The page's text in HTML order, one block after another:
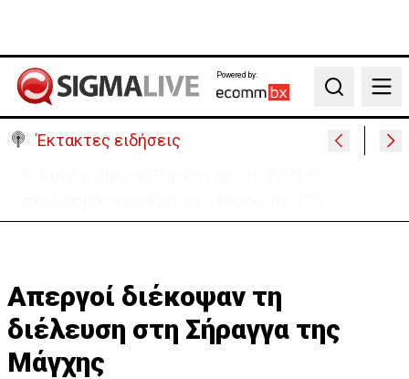
Powered by:
Search
Έκτακτες ειδήσεις
Απεργοί διέκοψαν τη
διέλευση στη Σήραγγα της
Μάγχης